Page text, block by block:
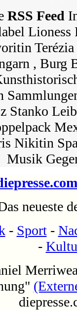
RSS Feed
Lioness
, Burg
Stanko
Nikitin
Musik
neueste
- Sport-
-